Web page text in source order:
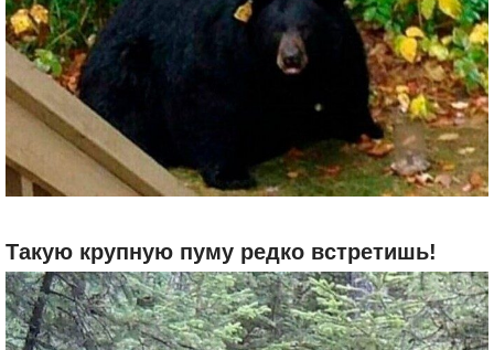
Такую крупную пуму редко встретишь!